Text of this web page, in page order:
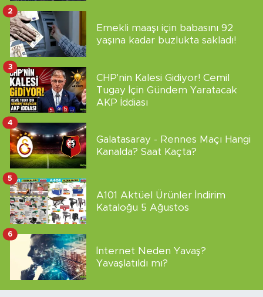
Emekli maaşı için babasını 92
yaşına kadar buzlukta sakladı!
2
CHP'nin Kalesi Gidiyor! Cemil
Tugay İçin Gündem Yaratacak
AKP İddiası
3
Galatasaray - Rennes Maçı Hangi
Kanalda? Saat Kaçta?
4
A101 Aktüel Ürünler İndirim
Kataloğu 5 Ağustos
5
İnternet Neden Yavaş?
Yavaşlatıldı mı?
6